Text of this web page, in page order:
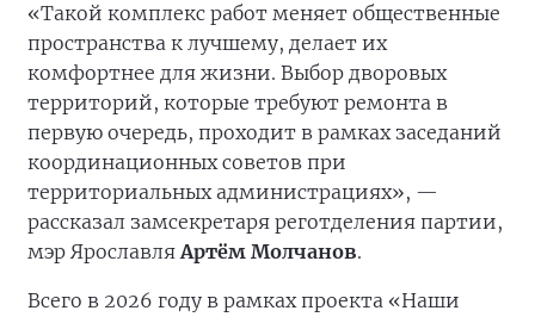
«Такой комплекс работ меняет общественные
пространства к лучшему, делает их
комфортнее для жизни. Выбор дворовых
территорий, которые требуют ремонта в
первую очередь, проходит в рамках заседаний
координационных советов при
территориальных администрациях», —
рассказал замсекретаря реготделения партии,
мэр ЯрославляАртём Молчанов.
Всего в 2026 году в рамках проекта «Наши